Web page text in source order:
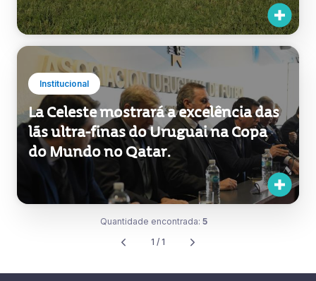
Institucional
La Celeste mostrará a excelência das
lãs ultra-finas do Uruguai na Copa
do Mundo no Qatar.
Quantidade encontrada: 5
1 / 1